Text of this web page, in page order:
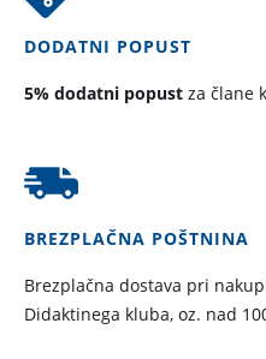
DODATNI POPUST
5% dodatni popust za člane
BREZPLAČNA POŠTNINA
Brezplačna dostava pri
Didaktinega kluba, oz. nad